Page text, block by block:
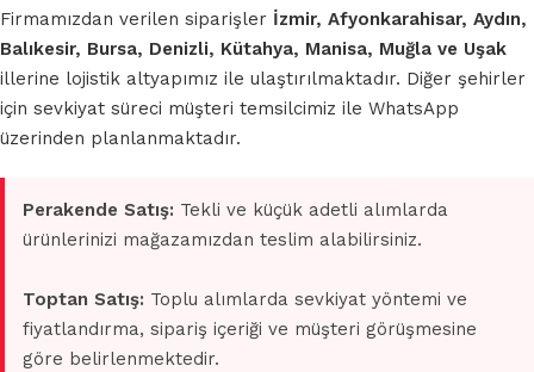
Firmamızdan verilen siparişler İzmir, Afyonkarahisar, Aydın,
Balıkesir, Bursa, Denizli, Kütahya, Manisa, Muğla ve Uşak
illerine lojistik altyapımız ile ulaştırılmaktadır. Diğer şehirler
için sevkiyat süreci müşteri temsilcimiz ile WhatsApp
üzerinden planlanmaktadır.
Perakende Satış: Tekli ve küçük adetli alımlarda
ürünlerinizi mağazamızdan teslim alabilirsiniz.
Toptan Satış: Toplu alımlarda sevkiyat yöntemi ve
fiyatlandırma, sipariş içeriği ve müşteri görüşmesine
göre belirlenmektedir.